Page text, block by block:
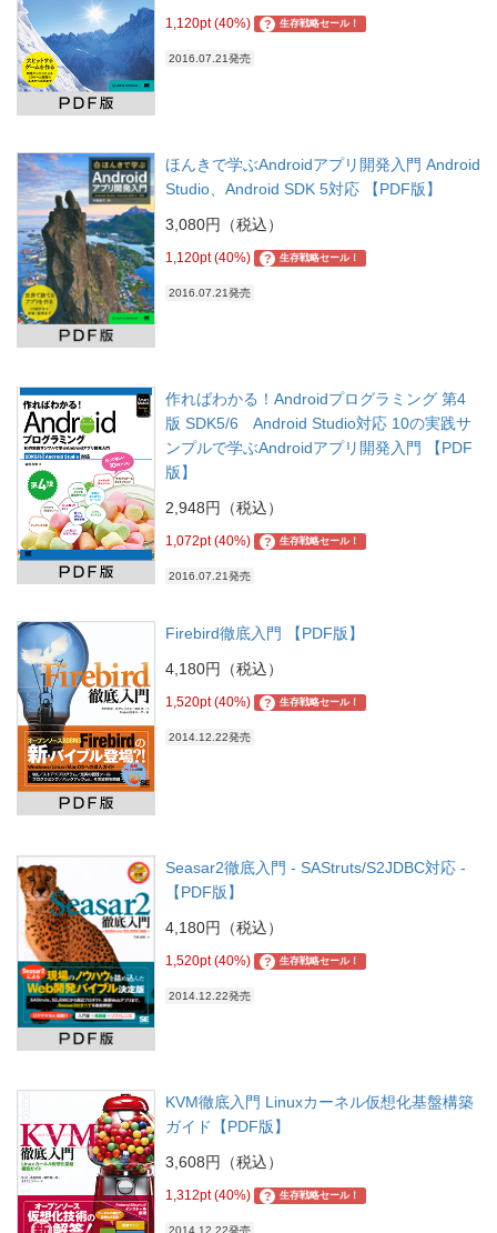
1,120pt (40%) ? 生存戦略セール！
2016.07.21発売
ほんきで学ぶAndroidアプリ開発入門 Android
Studio、Android SDK 5対応 【PDF版】
3,080円（税込）
1,120pt (40%) ? 生存戦略セール！
2016.07.21発売
作ればわかる！Androidプログラミング 第4
版 SDK5/6 Android Studio対応 10の実践サ
ンプルで学ぶAndroidアプリ開発入門 【PDF
版】
2,948円（税込）
1,072pt (40%) ? 生存戦略セール！
2016.07.21発売
Firebird徹底入門 【PDF版】
4,180円（税込）
1,520pt (40%) ? 生存戦略セール！
2014.12.22発売
Seasar2徹底入門 - SAStruts/S2JDBC対応 -
【PDF版】
4,180円（税込）
1,520pt (40%) ? 生存戦略セール！
2014.12.22発売
KVM徹底入門 Linuxカーネル仮想化基盤構築
ガイド【PDF版】
3,608円（税込）
1,312pt (40%) ? 生存戦略セール！
2014.12.22発売